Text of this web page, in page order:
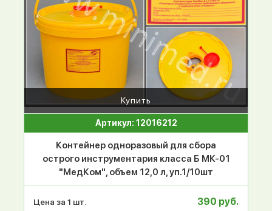
Купить
Артикул: 12016212
Контейнер одноразовый для сбора
острого инструментария класса Б МК-01
"МедКом", объем 12,0 л, уп.1/10шт
Цена за 1 шт. 390 руб.